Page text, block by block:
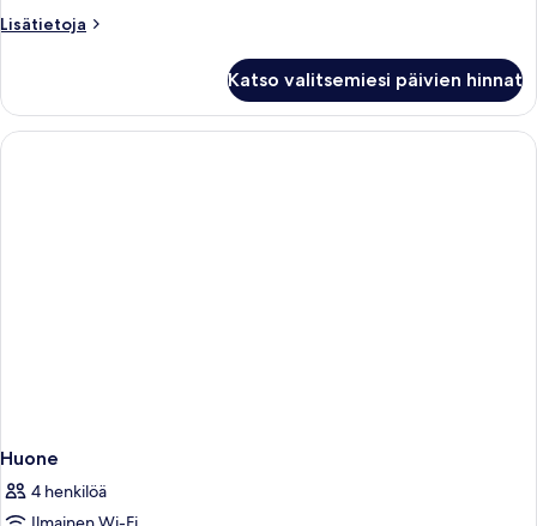
Lisätietoja
Lisätietoja
Katso valitsemiesi päivien hinnat
Huone
4 henkilöä